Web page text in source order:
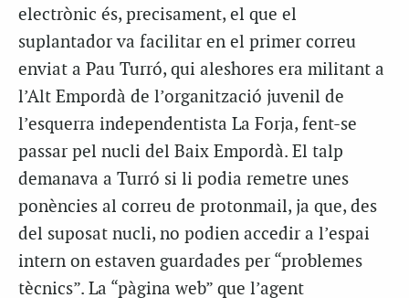
electrònic és, precisament, el que el
suplantador va facilitar en el primer correu
enviat a Pau Turró, qui aleshores era militant a
l’Alt Empordà de l’organització juvenil de
l’esquerra independentista La Forja, fent-se
passar pel nucli del Baix Empordà. El talp
demanava a Turró si li podia remetre unes
ponències al correu de protonmail, ja que, des
del suposat nucli, no podien accedir a l’espai
intern on estaven guardades per “problemes
tècnics”. La “pàgina web” que l’agent